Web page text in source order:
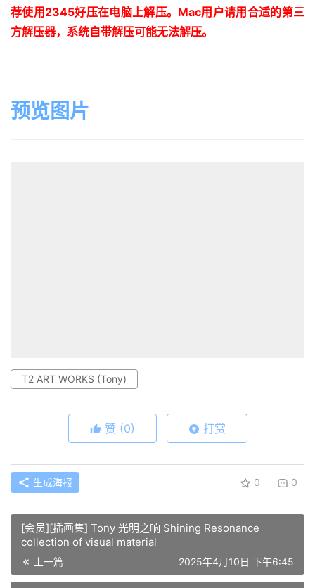
荐使用2345好压在电脑上解压。 Mac用户请用合适的第三
方解压器，系统自带解压可能无法解压。
预览图片
T2 ART WORKS (Tony)
赞 (0) 打赏
生成海报 0 0
[会员][插画集] Tony 光明之响 Shining Resonance
collection of visual material
上一篇 2025年4月10日 下午6:45